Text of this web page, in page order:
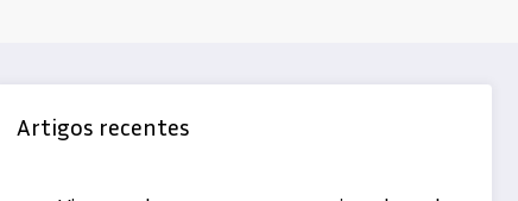
Artigos recentes